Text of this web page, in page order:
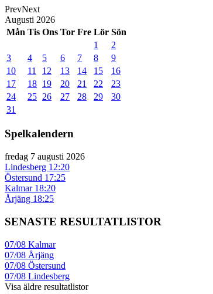
PrevNext
Augusti 2026
Mån Tis Ons Tor Fre Lör Sön
1
2
3
4 5 6 7 8
9
10
11 12 13 14 15
16
17
18 19 20 21 22
23
24
25 26 27 28 29
30
31
Spelkalendern
fredag 7 augusti 2026
Lindesberg 12:20
Östersund 17:25
Kalmar 18:20
Årjäng 18:25
SENASTE RESULTATLISTOR
07/08 Kalmar
07/08 Årjäng
07/08 Östersund
07/08 Lindesberg
Visa äldre resultatlistor